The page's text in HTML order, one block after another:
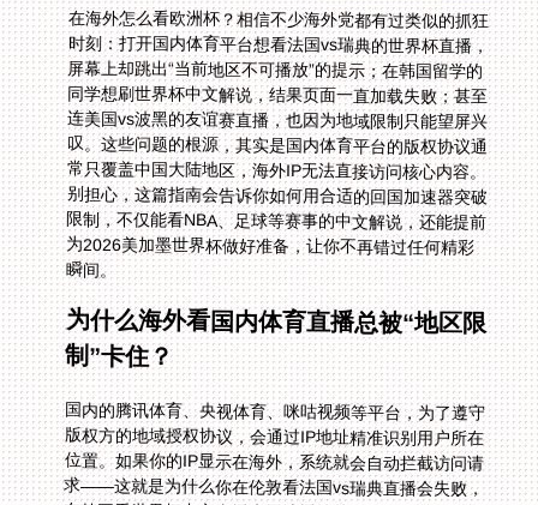
在海外怎么看欧洲杯？相信不少海外党都有过类似的抓狂
时刻：打开国内体育平台想看法国vs瑞典的世界杯直播，
屏幕上却跳出“当前地区不可播放”的提示；在韩国留学的
同学想刷世界杯中文解说，结果页面一直加载失败；甚至
连美国vs波黑的友谊赛直播，也因为地域限制只能望屏兴
叹。这些问题的根源，其实是国内体育平台的版权协议通
常只覆盖中国大陆地区，海外IP无法直接访问核心内容。
别担心，这篇指南会告诉你如何用合适的回国加速器突破
限制，不仅能看NBA、足球等赛事的中文解说，还能提前
为2026美加墨世界杯做好准备，让你不再错过任何精彩
瞬间。
为什么海外看国内体育直播总被“地区限
制”卡住？
国内的腾讯体育、央视体育、咪咕视频等平台，为了遵守
版权方的地域授权协议，会通过IP地址精准识别用户所在
位置。如果你的IP显示在海外，系统就会自动拦截访问请
求——这就是为什么你在伦敦看法国vs瑞典直播会失败，
在韩国看世界杯中文直播也无法播放的原因。尤其是热门
赛事，版权保护更严格，比如美国vs波黑的直播，即使你
是付费用户，海外IP也照样看不了。这种限制让很多海外
华人只能通过模糊的境外信号或无解说的画面看球，失去